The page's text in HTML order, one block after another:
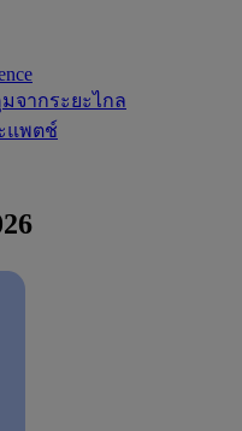
จากระยะไกล
แพตช์